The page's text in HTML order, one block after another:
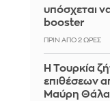
υπόσχεται
booster
ΠΡΙΝ ΑΠΌ 2 ΏΡΕΣ
Η Τουρκία
επιθέσεων
Μαύρη